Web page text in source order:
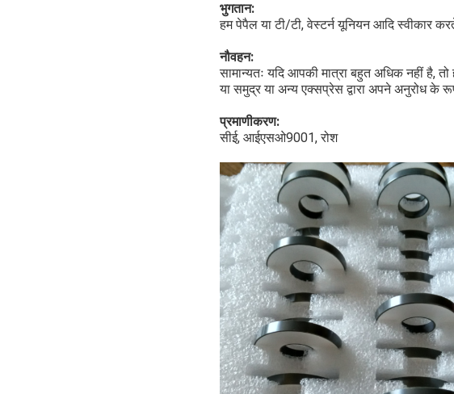
भुगतान:
हम पेपैल या टी/टी, वेस्टर्न यूनियन आदि स्वीकार
नौवहन:
सामान्यतः यदि आपकी मात्रा बहुत अधिक नहीं है,
या समुद्र या अन्य एक्सप्रेस द्वारा अपने अनुरोध के
प्रमाणीकरण:
सीई, आईएसओ9001, रोश